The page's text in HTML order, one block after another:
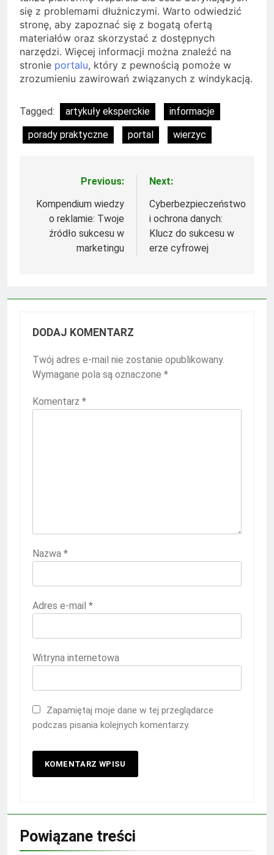
się z problemami dłużniczymi. Warto odwiedzić
stronę, aby zapoznać się z bogatą ofertą
materiałów oraz skorzystać z dostępnych
narzędzi. Więcej informacji można znaleźć na
stronie portalu, który z pewnością pomoże w
zrozumieniu zawirowań związanych z windykacją.
Tagged: artykuły eksperckie
informacje
porady praktyczne
portal wierzyc
Nawigacja
wpisu
Previous:
Kompendium wiedzy
o reklamie: Twoje
źródło sukcesu w
marketingu
Next:
Cyberbezpieczeństwo
i ochrona danych:
Klucz do sukcesu w
erze cyfrowej
DODAJ KOMENTARZ
Twój adres e-mail nie zostanie opublikowany.
Wymagane pola są oznaczone *
Komentarz *
Nazwa *
Adres e-mail *
Witryna internetowa
Zapamiętaj moje dane w tej przeglądarce
podczas pisania kolejnych komentarzy.
Powiązane treści